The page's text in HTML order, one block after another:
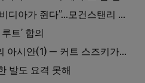
“AI 시장 주도권, 결국 엔비디아가 쥔다”…모건스탠리 장담
트’ 합의
[석승환의 MLB] 덕아웃의 아시안(1) — 커트 스즈키가 우리에게 묻는 것
발도 요격 못해